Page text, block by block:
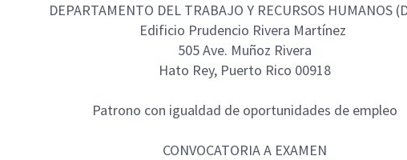
DEPARTAMENTO DEL TRABAJO Y RECURSOS HUMANOS
Edificio Prudencio Rivera Martínez
505 Ave. Muñoz Rivera
Hato Rey, Puerto Rico 00918
Patrono con igualdad de oportunidades de empleo
CONVOCATORIA A EXAMEN